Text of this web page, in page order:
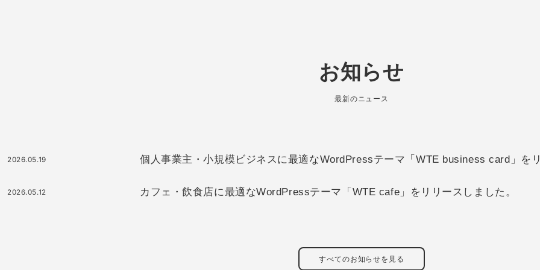
お知らせ
最新のニュース
2026.05.19 個人事業主・小規模ビジネスに最適なWordPressテーマ「WTE business card」を
2026.05.12 カフェ・飲食店に最適なWordPressテーマ「WTE cafe」をリリースしました。
すべてのお知らせを見る